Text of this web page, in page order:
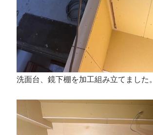
洗面台、鏡下棚を加工組み立てました。